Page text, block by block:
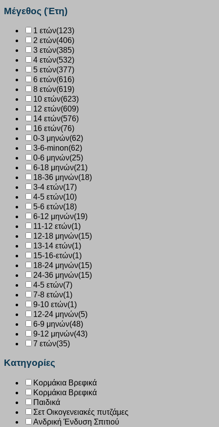
ΕΤΩΝ
347
ποσότητα
Μέγεθος (Έτη)
1 ετών(123)
2 ετών(406)
3 ετών(385)
4 ετών(532)
5 ετών(377)
6 ετών(616)
8 ετών(619)
10 ετών(623)
12 ετών(609)
14 ετών(576)
16 ετών(76)
0-3 μηνών(62)
3-6-minon(62)
0-6 μηνών(25)
6-18 μηνών(21)
18-36 μηνών(18)
3-4 ετών(17)
4-5 ετών(10)
5-6 ετών(18)
6-12 μηνών(19)
11-12 ετών(1)
12-18 μηνών(15)
13-14 ετών(1)
15-16-ετών(1)
18-24 μηνών(15)
24-36 μηνών(15)
4-5 ετών(7)
7-8 ετών(1)
9-10 ετών(1)
12-24 μηνών(5)
6-9 μηνών(48)
9-12 μηνών(43)
7 ετών(35)
Κατηγορίες
Κορμάκια Βρεφικά
Κορμάκια Βρεφικά
Παιδικά
Σετ Οικογενειακές πυτζάμες
Ανδρική Ένδυση Σπιτιού